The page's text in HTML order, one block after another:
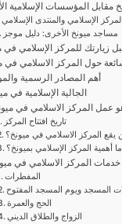
مقابل المؤسسات الإسلامية
الإسلامي والمنتدى الإسلامي
مساجد ميونخ الأخرى: دليل موجز
زيارتك للمركز الإسلامي في
أهم المصادر الرسمية
الجالية الإسلامية في
عمل المركز الاسلامي في
تاريخ افتتاح المركز
يقع المركز الاسلامي في ميونخ؟
ما أهمية المركز الإسلامي بميونخ؟
المركز الاسلامي في
المفطرات
المسجد ويوم المسجد المفتوح
الحج والعمرة
الزواج والطلاق الديني